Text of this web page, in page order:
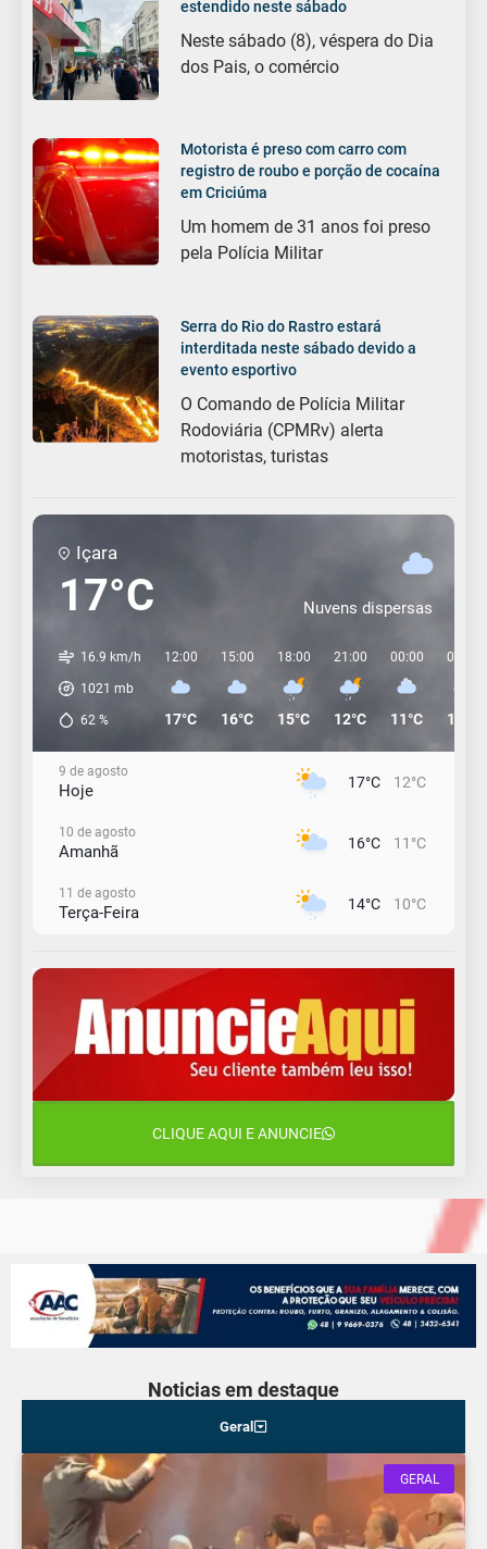
estendido neste sábado
Neste sábado (8), véspera do Dia
dos Pais, o comércio
Motorista é preso com carro com
registro de roubo e porção de cocaína
em Criciúma
Um homem de 31 anos foi preso
pela Polícia Militar
Serra do Rio do Rastro estará
interditada neste sábado devido a
evento esportivo
O Comando de Polícia Militar
Rodoviária (CPMRv) alerta
motoristas, turistas
Içara
17°C Nuvens dispersas
16.9 km/h
1021 mb
62 %
12:00
17°C
15:00
16°C
18:00
15°C
21:00
12°C
00:00
11°C
03:00
11°C
9 de agosto
Hoje 17°C 12°C
10 de agosto
Amanhã 16°C 11°C
11 de agosto
Terça-Feira 14°C 10°C
Quarta-Feira 15°C 11°C
13 de agosto
Quinta-Feira
CLIQUE AQUI E ANUNCIE
Noticias em destaque
Geral
GERAL